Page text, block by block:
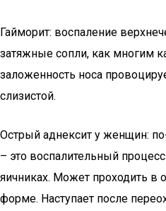
Гайморит: воспаление
затяжные сопли, как многим
заложенность носа
слизистой.
Острый аднексит у женщин:
– это воспалительный
яичниках. Может проходить в
форме. Наступает после